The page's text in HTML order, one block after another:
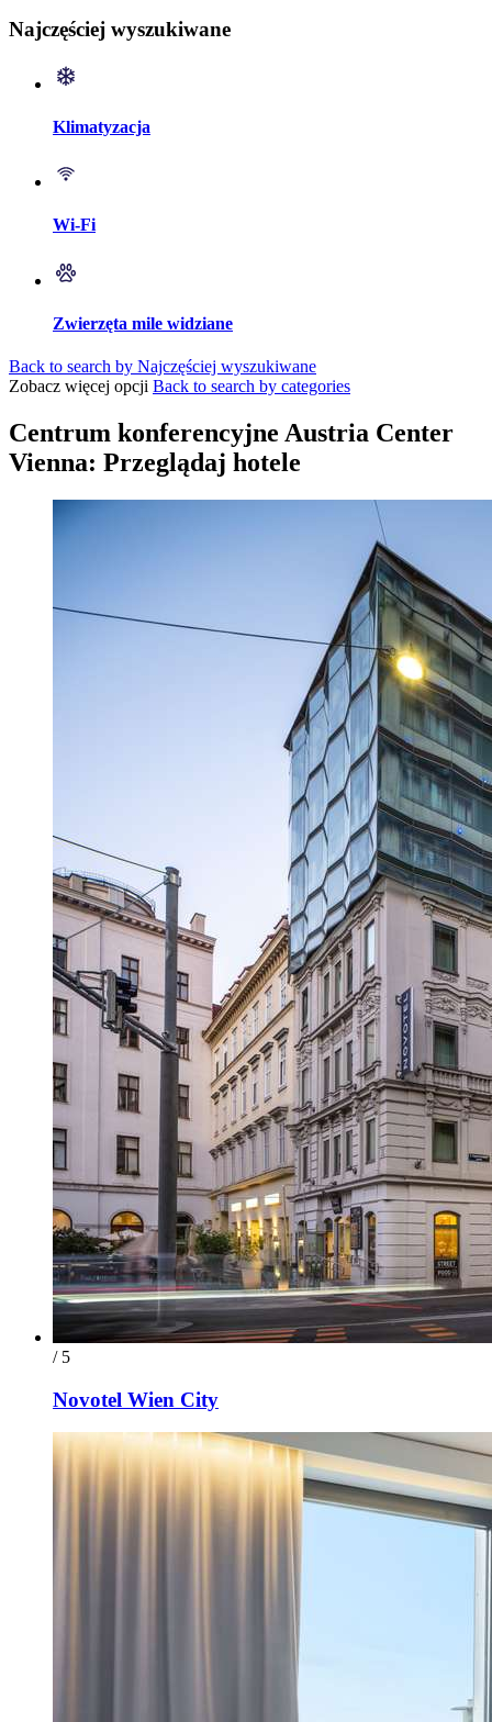
Najczęściej wyszukiwane
Klimatyzacja
Wi-Fi
Zwierzęta mile widziane
Back to search by Najczęściej wyszukiwane
Zobacz więcej opcji Back to search by categories
Centrum konferencyjne Austria Center
Vienna: Przeglądaj hotele
/ 5
Novotel Wien City